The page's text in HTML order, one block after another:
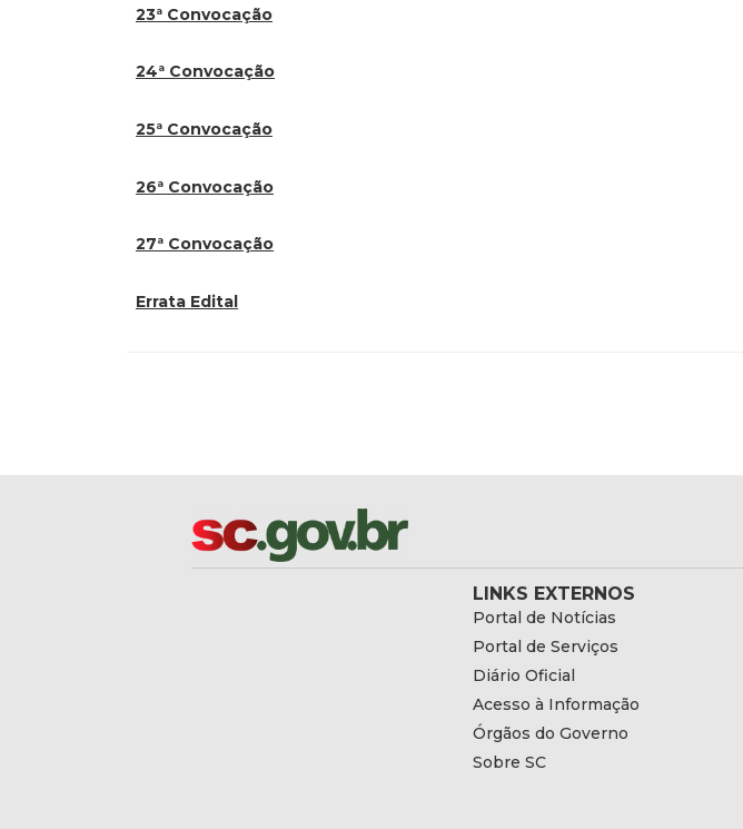
23ª Convocação
24ª Convocação
25ª Convocação
26ª Convocação
27ª Convocação
Errata Edital
LINKS EXTERNOS
Portal de Notícias
Portal de Serviços
Diário Oficial
Acesso à Informação
Órgãos do Governo
Sobre SC